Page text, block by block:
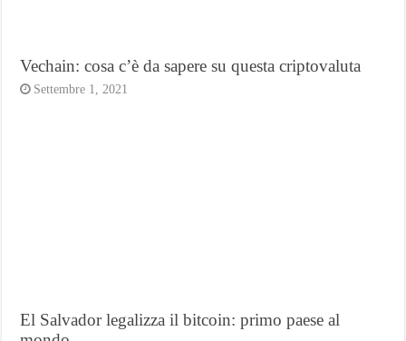
Vechain: cosa c’è da sapere su questa criptovaluta
Settembre 1, 2021
El Salvador legalizza il bitcoin: primo paese al